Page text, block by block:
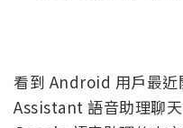
看到 Android 用戶最
Assistant 語音助理聊